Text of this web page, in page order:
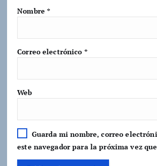
Nombre*
Correo electrónico *
Web
Guarda mi nombre, correo
este navegador para la próxima vez